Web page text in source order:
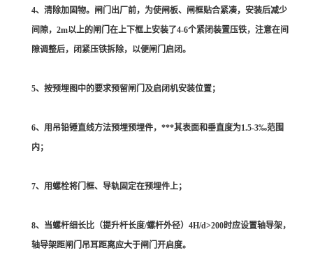
4、清除加固物。闸门出厂前，为使闸板、闸框贴合紧凑，安装后减少
间隙，2m以上的闸门在上下框上安装了4-6个紧闭装置压铁，注意在间
隙调整后，闭紧压铁拆除，以便闸门启闭。
5、按预埋图中的要求预留闸门及启闭机安装位置；
6、用吊铅锤直线方法预埋预埋件，***其表面和垂直度为1.5-3‰范围
内；
7、用螺栓将门框、导轨固定在预埋件上；
8、当螺杆细长比（提升杆长度/螺杆外径）4H/d>200时应设置轴导架，
轴导架距闸门吊耳距离应大于闸门开启度。